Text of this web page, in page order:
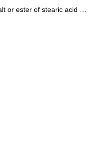
or ester of stearic acid …